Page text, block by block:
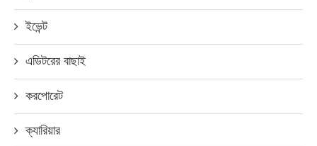
ইভেন্ট
এডিটরের বাছাই
করপোরেট
ক্যারিয়ার